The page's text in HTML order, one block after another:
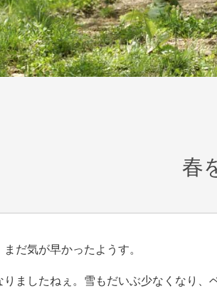
春
だ気が早かったようす。
りましたねぇ。雪もだいぶ少なくなり